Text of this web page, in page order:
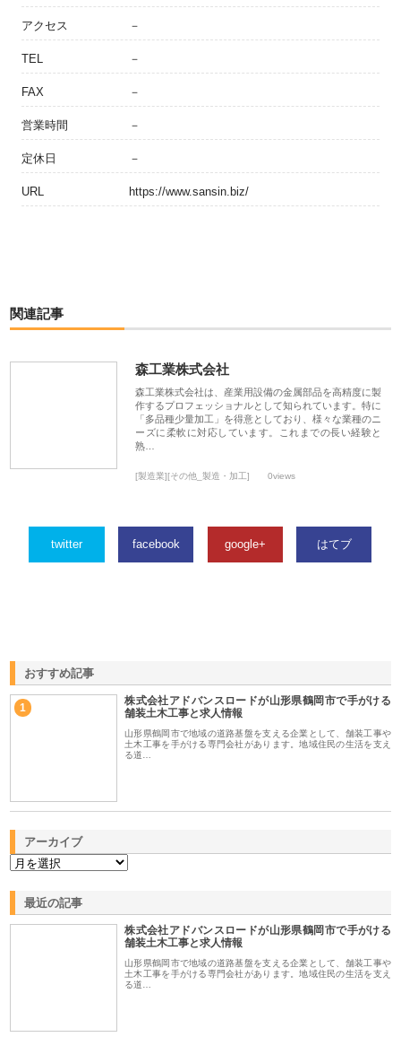
アクセス －
TEL －
FAX －
営業時間 －
定休日 －
URL https://www.sansin.biz/
関連記事
森工業株式会社
森工業株式会社は、産業用設備の金属部品を高精度に製
作するプロフェッショナルとして知られています。特に
「多品種少量加工」を得意としており、様々な業種のニ
ーズに柔軟に対応しています。これまでの長い経験と
熟…
[製造業][その他_製造・加工] 0views
twitter facebook google+ はてブ
おすすめ記事
1
株式会社アドバンスロードが山形県鶴岡市で手がける
舗装土木工事と求人情報
山形県鶴岡市で地域の道路基盤を支える企業として、舗装工事や
土木工事を手がける専門会社があります。地域住民の生活を支え
る道…
アーカイブ
最近の記事
株式会社アドバンスロードが山形県鶴岡市で手がける
舗装土木工事と求人情報
山形県鶴岡市で地域の道路基盤を支える企業として、舗装工事や
土木工事を手がける専門会社があります。地域住民の生活を支え
る道…